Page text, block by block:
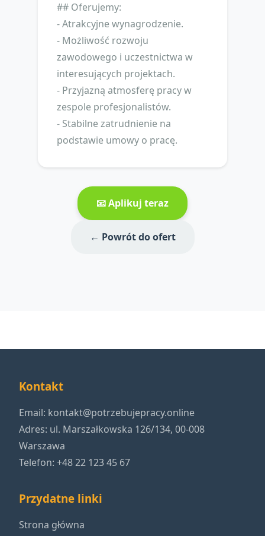
## Oferujemy:
- Atrakcyjne wynagrodzenie.
- Możliwość rozwoju
zawodowego i uczestnictwa w
interesujących projektach.
- Przyjazną atmosferę pracy w
zespole profesjonalistów.
- Stabilne zatrudnienie na
podstawie umowy o pracę.
📧 Aplikuj teraz
← Powrót do ofert
Kontakt
Email: kontakt@potrzebujepracy.online
Adres: ul. Marszałkowska 126/134, 00-008
Warszawa
Telefon: +48 22 123 45 67
Przydatne linki
Strona główna